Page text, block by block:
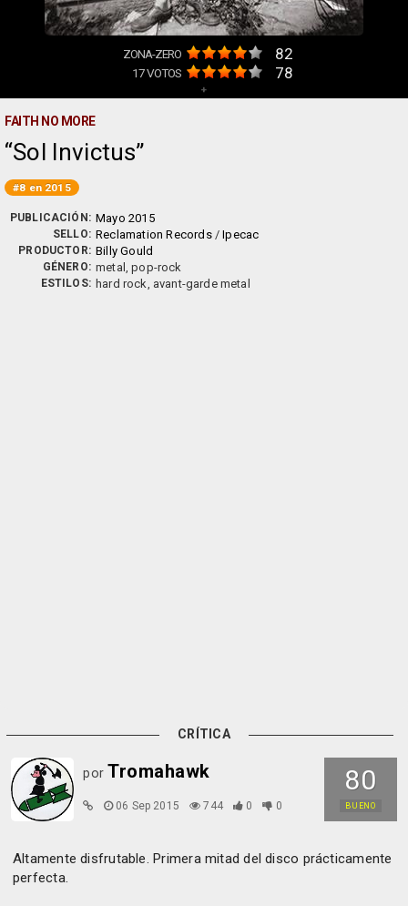
ZONA-ZERO 82
17VOTOS 78
+
FAITH NO MORE
Sol Invictus
#8 en 2015
PUBLICACIÓN: Mayo 2015
SELLO: Reclamation Records/Ipecac
PRODUCTOR: Billy Gould
GÉNERO: metal, pop-rock
ESTILOS: hard rock, avant-garde metal
CRÍTICA
80
BUENO
por Tromahawk
06 Sep 2015 744 0 0
Altamente disfrutable. Primera mitad del disco prácticamente
perfecta.